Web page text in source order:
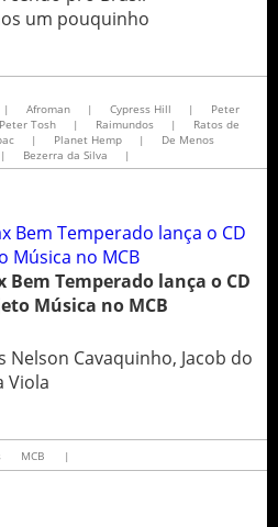
um pouquinho
| Afroman | Cypress Hill |
Peter
Peter Tosh | Raimundos |
Ratos de
| Planet Hemp |
De Menos
| Bezerra da Silva |
Bem Temperado lança o CD
Música no MCB
Cavaquinho, Jacob do
Viola
MCB |